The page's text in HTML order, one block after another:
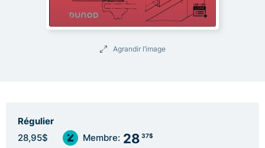
Agrandir l’image
Régulier
28,95$ Membre: 28 37$